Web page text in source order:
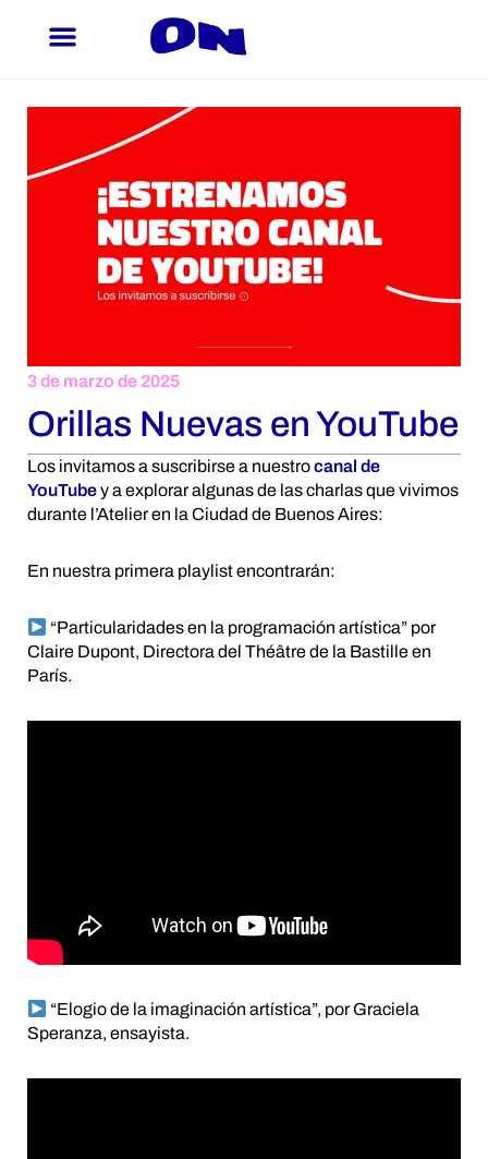
3 de marzo de 2025
Orillas Nuevas en YouTube
Los invitamos a suscribirse a nuestrocanal de
YouTubey a explorar algunas de las charlas que vivimos
durante l’Atelier en la Ciudad de Buenos Aires:
En nuestra primera playlist encontrarán:
“Particularidades en la programación artística” por
Claire Dupont, Directora del Théâtre de la Bastille en
París.
“Elogio de la imaginación artística”, por Graciela
Speranza, ensayista.